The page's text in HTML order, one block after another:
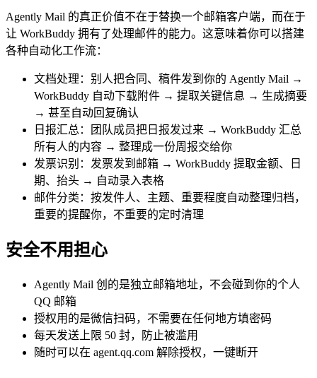
Agently Mail 的真正价值不在于替换一个邮箱客户端，而在于
让 WorkBuddy 拥有了处理邮件的能力。这意味着你可以搭建
各种自动化工作流：
文档处理：别人把合同、稿件发到你的 Agently Mail →
WorkBuddy 自动下载附件 → 提取关键信息 → 生成摘要
→ 甚至自动回复确认
日报汇总：团队成员把日报发过来 → WorkBuddy 汇总
所有人的内容 → 整理成一份周报交给你
发票识别：发票发到邮箱 → WorkBuddy 提取金额、日
期、抬头 → 自动录入表格
邮件分类：按发件人、主题、重要程度自动整理归档，
重要的提醒你，不重要的定时清理
安全不用担心
Agently Mail 创的是独立邮箱地址，不会碰到你的个人
QQ 邮箱
授权用的是微信扫码，不需要在任何地方填密码
每天发送上限 50 封，防止被滥用
随时可以在 agent.qq.com 解除授权，一键断开